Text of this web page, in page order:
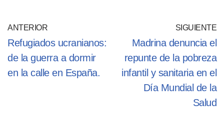
ANTERIOR
Refugiados ucranianos:
de la guerra a dormir
en la calle en España.
SIGUIENTE
Madrina denuncia el
repunte de la pobreza
infantil y sanitaria en el
Día Mundial de la
Salud